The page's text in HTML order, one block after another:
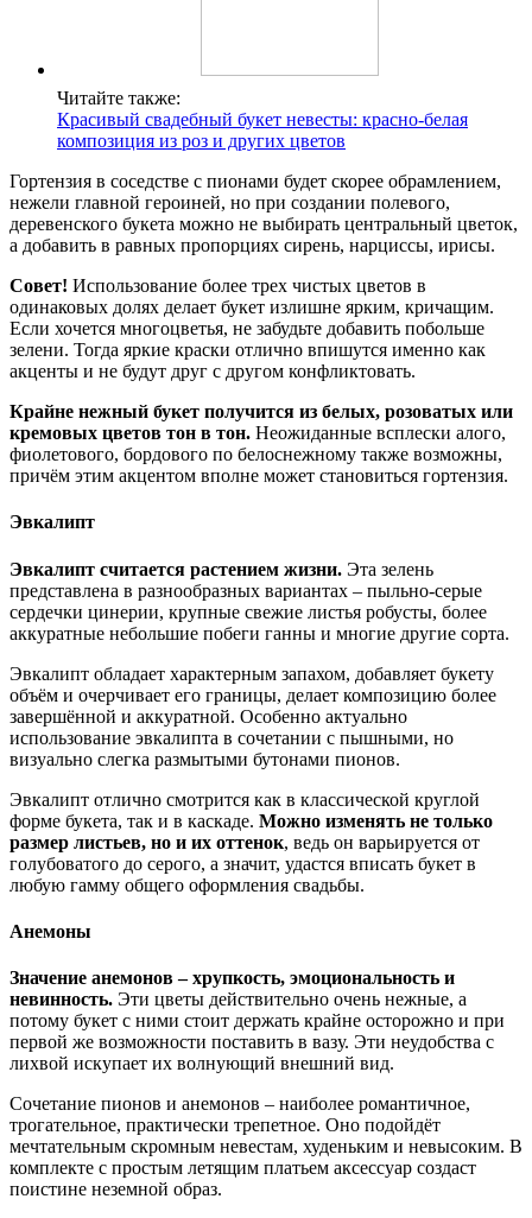
Читайте также:
Красивый свадебный букет невесты: красно-белая
композиция из роз и других цветов
Гортензия в соседстве с пионами будет скорее обрамлением,
нежели главной героиней, но при создании полевого,
деревенского букета можно не выбирать центральный цветок,
а добавить в равных пропорциях сирень, нарциссы, ирисы.
Совет! Использование более трех чистых цветов в
одинаковых долях делает букет излишне ярким, кричащим.
Если хочется многоцветья, не забудьте добавить побольше
зелени. Тогда яркие краски отлично впишутся именно как
акценты и не будут друг с другом конфликтовать.
Крайне нежный букет получится из белых, розоватых или
кремовых цветов тон в тон. Неожиданные всплески алого,
фиолетового, бордового по белоснежному также возможны,
причём этим акцентом вполне может становиться гортензия.
Эвкалипт
Эвкалипт считается растением жизни. Эта зелень
представлена в разнообразных вариантах – пыльно-серые
сердечки цинерии, крупные свежие листья робусты, более
аккуратные небольшие побеги ганны и многие другие сорта.
Эвкалипт обладает характерным запахом, добавляет букету
объём и очерчивает его границы, делает композицию более
завершённой и аккуратной. Особенно актуально
использование эвкалипта в сочетании с пышными, но
визуально слегка размытыми бутонами пионов.
Эвкалипт отлично смотрится как в классической круглой
форме букета, так и в каскаде. Можно изменять не только
размер листьев, но и их оттенок, ведь он варьируется от
голубоватого до серого, а значит, удастся вписать букет в
любую гамму общего оформления свадьбы.
Анемоны
Значение анемонов – хрупкость, эмоциональность и
невинность. Эти цветы действительно очень нежные, а
потому букет с ними стоит держать крайне осторожно и при
первой же возможности поставить в вазу. Эти неудобства с
лихвой искупает их волнующий внешний вид.
Сочетание пионов и анемонов – наиболее романтичное,
трогательное, практически трепетное. Оно подойдёт
мечтательным скромным невестам, худеньким и невысоким. В
комплекте с простым летящим платьем аксессуар создаст
поистине неземной образ.